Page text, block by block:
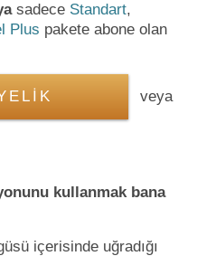
sadece Standart,
Plus pakete abone olan
veya
kullanmak bana
içerisinde uğradığı